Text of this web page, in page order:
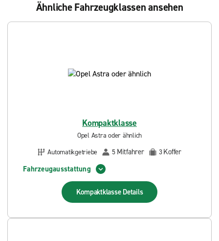
Ähnliche Fahrzeugklassen ansehen
Kompaktklasse
Opel Astra oder ähnlich
Automatikgetriebe
5 Mitfahrer 3Koffer
Fahrzeugausstattung
Kompaktklasse Details